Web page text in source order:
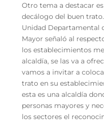
Otro tema a destacar
decálogo del buen
Unidad Departamental
Mayor señaló al
los establecimientos
alcaldía, se las va a
vamos a invitar a
trato en su
esta es una alcaldía
personas mayores y
los sectores el